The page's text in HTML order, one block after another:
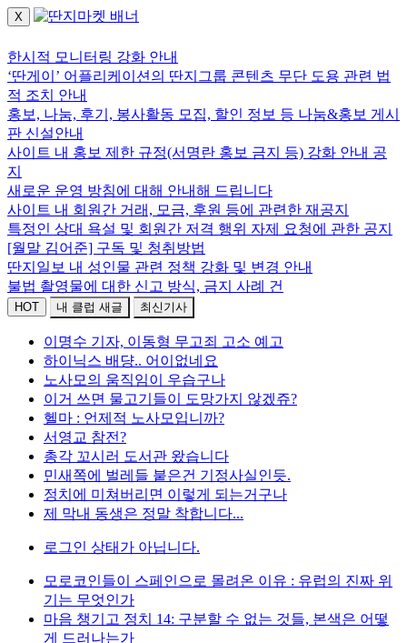
X
한시적 모니터링 강화 안내
‘딴게이’ 어플리케이션의 딴지그룹 콘텐츠 무단 도용 관련 법
적 조치 안내
홍보, 나눔, 후기, 봉사활동 모집, 할인 정보 등 나눔&홍보 게시
판 신설안내
사이트 내 홍보 제한 규정(서명란 홍보 금지 등) 강화 안내 공
지
새로운 운영 방침에 대해 안내해 드립니다
사이트 내 회원간 거래, 모금, 후원 등에 관련한 재공지
특정인 상대 욕설 및 회원간 저격 행위 자제 요청에 관한 공지
[월말 김어준] 구독 및 청취방법
딴지일보 내 성인물 관련 정책 강화 및 변경 안내
불법 촬영물에 대한 신고 방식, 금지 사례 건
HOT 내 클럽 새글 최신기사
이명수 기자, 이동형 무고죄 고소 예고
하이닉스 배댱.. 어이없네요
노사모의 움직임이 우습구나
이거 쓰면 물고기들이 도망가지 않겠쥬?
헬마 : 언제적 노사모입니까?
서영교 참전?
총각 꼬시러 도서관 왔습니다
민새쪽에 벌레들 붙은건 기정사실인듯.
정치에 미쳐버리면 이렇게 되는거구나
제 막내 동생은 정말 착합니다...
로그인 상태가 아닙니다.
모로코인들이 스페인으로 몰려온 이유 : 유럽의 진짜 위
기는 무엇인가
마음 챙기고 정치 14: 구분할 수 없는 것들, 본색은 어떻
게 드러나는가